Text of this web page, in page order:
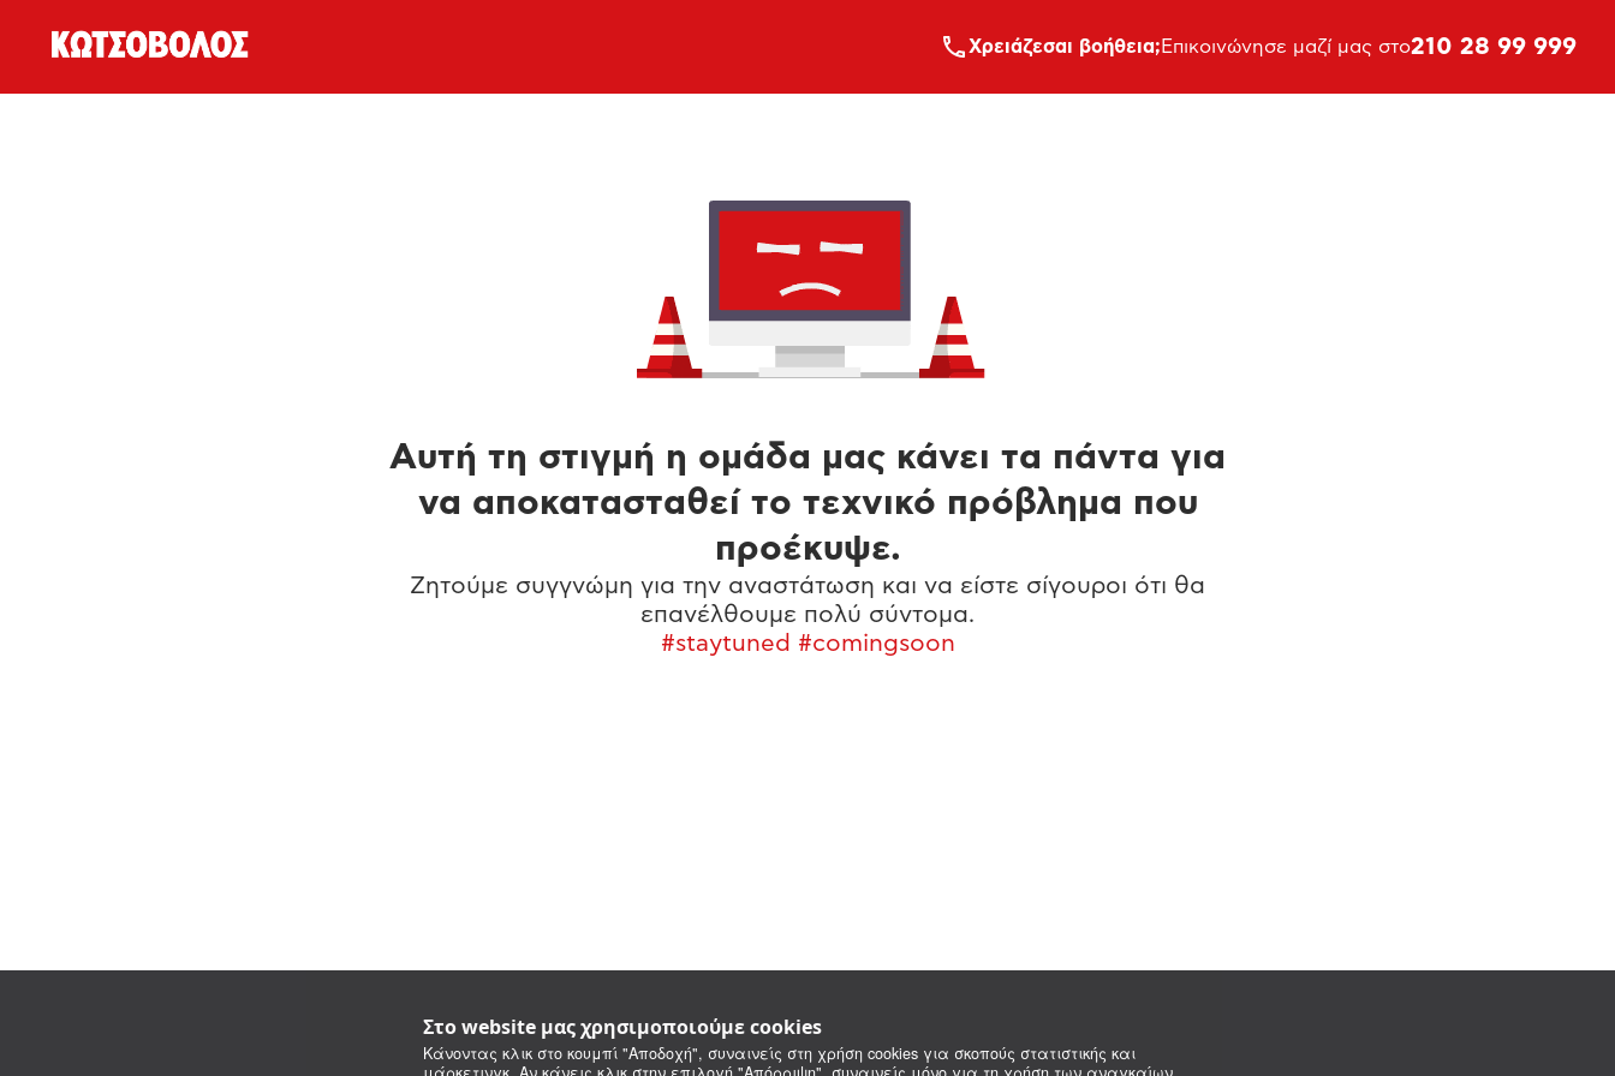
Στο website μας χρησιμοποιούμε cookies
Κάνοντας κλικ στο κουμπί "Αποδοχή", συναινείς στη χρήση cookies για σκοπούς στατιστικής και
Xρειάζεσαι βοήθεια; Επικοινώνησε μαζί μας στο210 28 99 999
Αυτή τη στιγμή η ομάδα μας κάνει τα πάντα για
να αποκατασταθεί το τεχνικό πρόβλημα που
προέκυψε.
Ζητούμε συγγνώμη για την αναστάτωση και να είστε σίγουροι ότι θα
επανέλθουμε πολύ σύντομα.
#staytuned #comingsoon